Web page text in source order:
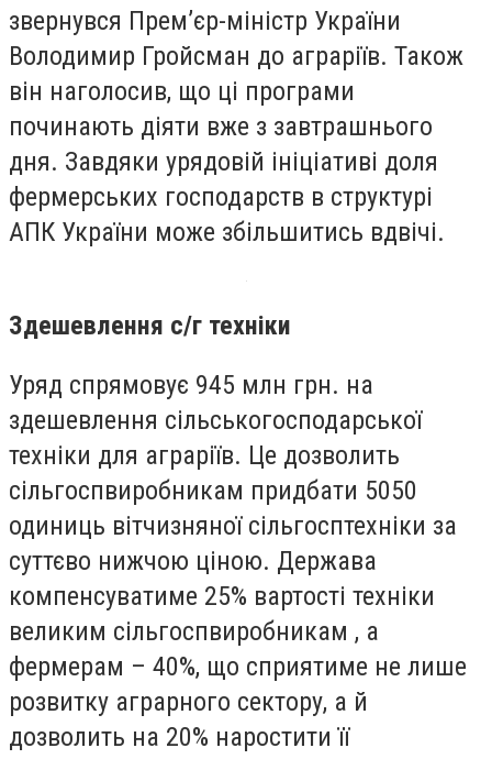
звернувся Прем’єр-міністр України
Володимир Гройсман до аграріїв. Також
він наголосив, що ці програми
починають діяти вже з завтрашнього
дня. Завдяки урядовій ініціативі доля
фермерських господарств в структурі
АПК України може збільшитись вдвічі.
Здешевлення с/г техніки
Уряд спрямовує 945 млн грн. на
здешевлення сільськогосподарської
техніки для аграріїв. Це дозволить
сільгоспвиробникам придбати 5050
одиниць вітчизняної сільгосптехніки за
суттєво нижчою ціною. Держава
компенсуватиме 25% вартості техніки
великим сільгоспвиробникам , а
фермерам – 40%, що сприятиме не лише
розвитку аграрного сектору, а й
дозволить на 20% наростити її